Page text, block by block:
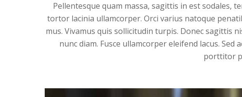
Pellentesque quam massa, sagittis in est sodales,
tortor lacinia ullamcorper. Orci varius natoque
mus. Vivamus quis sollicitudin turpis. Donec sagittis
nunc diam. Fusce ullamcorper eleifend lacus.
porttitor